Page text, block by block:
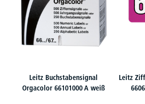
Leitz Buchstabensignal
Orgacolor 66101000 A weiß
Leitz